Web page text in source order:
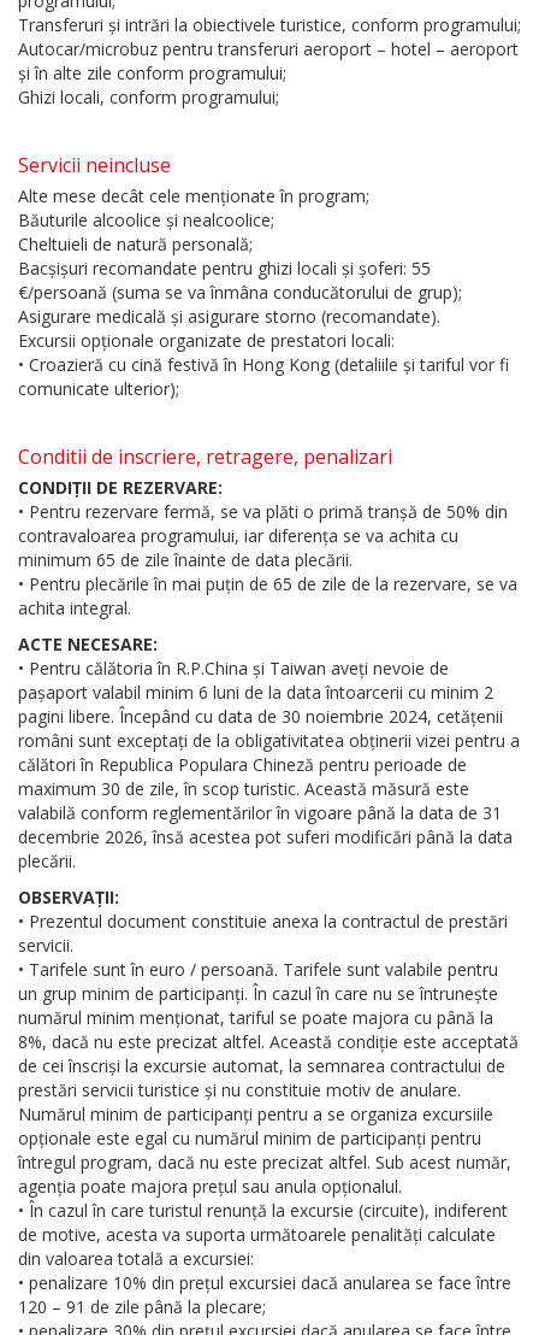
Transferuri și intrări la obiectivele turistice, conform programului;
Autocar/microbuz pentru transferuri aeroport – hotel – aeroport
și în alte zile conform programului;
Ghizi locali, conform programului;
Servicii neincluse
Alte mese decât cele menționate în program;
Băuturile alcoolice și nealcoolice;
Cheltuieli de natură personală;
Bacșișuri recomandate pentru ghizi locali și șoferi: 55
€/persoană (suma se va înmâna conducătorului de grup);
Asigurare medicală și asigurare storno (recomandate).
Excursii opționale organizate de prestatori locali:
• Croazieră cu cină festivă în Hong Kong (detaliile și tariful vor fi
comunicate ulterior);
Conditii de inscriere, retragere, penalizari
CONDIȚII DE REZERVARE:
• Pentru rezervare fermă, se va plăti o primă tranșă de 50% din
contravaloarea programului, iar diferența se va achita cu
minimum 65 de zile înainte de data plecării.
• Pentru plecările în mai puțin de 65 de zile de la rezervare, se va
achita integral.
ACTE NECESARE:
• Pentru călătoria în R.P.China și Taiwan aveți nevoie de
pașaport valabil minim 6 luni de la data întoarcerii cu minim 2
pagini libere. Începând cu data de 30 noiembrie 2024, cetățenii
români sunt exceptați de la obligativitatea obținerii vizei pentru a
călători în Republica Populara Chineză pentru perioade de
maximum 30 de zile, în scop turistic. Această măsură este
valabilă conform reglementărilor în vigoare până la data de 31
decembrie 2026, însă acestea pot suferi modificări până la data
plecării.
OBSERVAȚII:
• Prezentul document constituie anexa la contractul de prestări
servicii.
• Tarifele sunt în euro / persoană. Tarifele sunt valabile pentru
un grup minim de participanți. În cazul în care nu se întrunește
numărul minim menționat, tariful se poate majora cu până la
8%, dacă nu este precizat altfel. Această condiție este acceptată
de cei înscriși la excursie automat, la semnarea contractului de
prestări servicii turistice și nu constituie motiv de anulare.
Numărul minim de participanți pentru a se organiza excursiile
opționale este egal cu numărul minim de participanți pentru
întregul program, dacă nu este precizat altfel. Sub acest număr,
agenția poate majora prețul sau anula opționalul.
• În cazul în care turistul renunță la excursie (circuite), indiferent
de motive, acesta va suporta următoarele penalități calculate
din valoarea totală a excursiei:
• penalizare 10% din prețul excursiei dacă anularea se face între
120 – 91 de zile până la plecare;